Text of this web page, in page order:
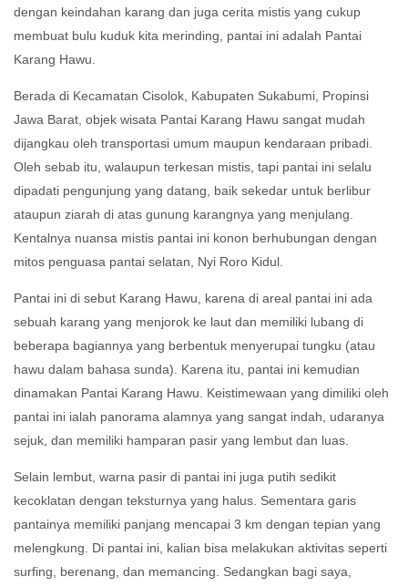
dengan keindahan karang dan juga cerita mistis yang cukup
membuat bulu kuduk kita merinding, pantai ini adalah Pantai
Karang Hawu.
Berada di Kecamatan Cisolok, Kabupaten Sukabumi, Propinsi
Jawa Barat, objek wisata Pantai Karang Hawu sangat mudah
dijangkau oleh transportasi umum maupun kendaraan pribadi.
Oleh sebab itu, walaupun terkesan mistis, tapi pantai ini selalu
dipadati pengunjung yang datang, baik sekedar untuk berlibur
ataupun ziarah di atas gunung karangnya yang menjulang.
Kentalnya nuansa mistis pantai ini konon berhubungan dengan
mitos penguasa pantai selatan, Nyi Roro Kidul.
Pantai ini di sebut Karang Hawu, karena di areal pantai ini ada
sebuah karang yang menjorok ke laut dan memiliki lubang di
beberapa bagiannya yang berbentuk menyerupai tungku (atau
hawu dalam bahasa sunda). Karena itu, pantai ini kemudian
dinamakan Pantai Karang Hawu. Keistimewaan yang dimiliki oleh
pantai ini ialah panorama alamnya yang sangat indah, udaranya
sejuk, dan memiliki hamparan pasir yang lembut dan luas.
Selain lembut, warna pasir di pantai ini juga putih sedikit
kecoklatan dengan teksturnya yang halus. Sementara garis
pantainya memiliki panjang mencapai 3 km dengan tepian yang
melengkung. Di pantai ini, kalian bisa melakukan aktivitas seperti
surfing, berenang, dan memancing. Sedangkan bagi saya,